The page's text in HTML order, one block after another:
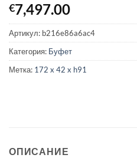
€7,497.00
Артикул: b216e86a6ac4
Категория: Буфет
Метка: 172 x 42 x h91
ОПИСАНИЕ